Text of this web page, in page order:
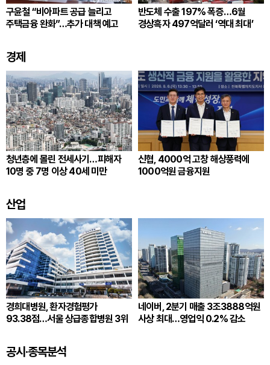
구윤철 “비아파트 공급 늘리고
주택금융 완화”…추가 대책 예고
반도체 수출 197% 폭증…6월
경상흑자 497억달러 ‘역대 최대’
경제
청년층에 몰린 전세사기…피해자
10명 중 7명 이상 40세 미만
신협, 4000억 고창 해상풍력에
1000억원 금융지원
산업
경희대병원, 환자경험평가
93.38점…서울 상급종합병원 3위
네이버, 2분기 매출 3조3888억원
사상 최대…영업익 0.2% 감소
공시·종목분석